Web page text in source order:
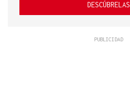
DESCÚBRELAS